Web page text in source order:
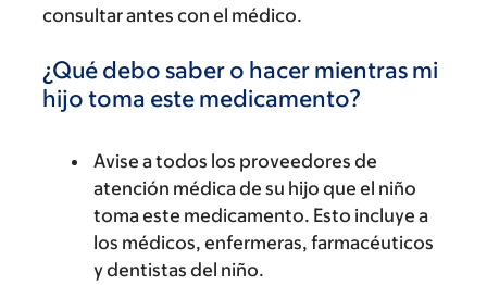
consultar antes con el médico.
¿Qué debo saber o hacer mientras mi
hijo toma este medicamento?
Avise a todos los proveedores de
atención médica de su hijo que el niño
toma este medicamento. Esto incluye a
los médicos, enfermeras, farmacéuticos
y dentistas del niño.